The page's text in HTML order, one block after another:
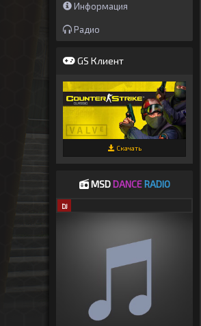
Информация
Радио
GS Клиент
Скачать
MSDDANCE RADIO
DJ